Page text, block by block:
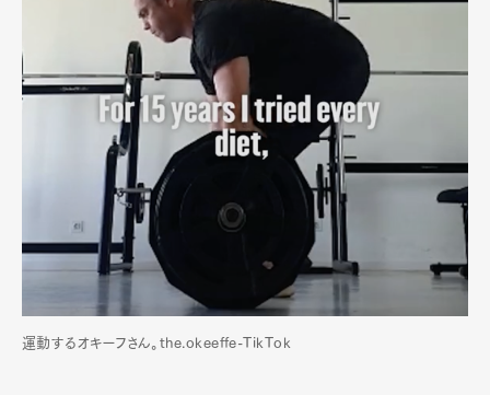
運動するオキーフさん。the.okeeffe-TikTok